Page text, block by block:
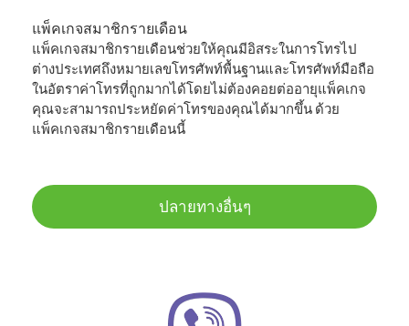
แพ็คเกจสมาชิกรายเดือน
แพ็คเกจสมาชิกรายเดือนช่วยให้คุณมีอิสระในการโทรไป
ต่างประเทศถึงหมายเลขโทรศัพท์พื้นฐานและโทรศัพท์มือถือ
ในอัตราค่าโทรที่ถูกมากได้โดยไม่ต้องคอยต่ออายุแพ็คเกจ
คุณจะสามารถประหยัดค่าโทรของคุณได้มากขึ้น ด้วย
แพ็คเกจสมาชิกรายเดือนนี้
ปลายทางอื่นๆ